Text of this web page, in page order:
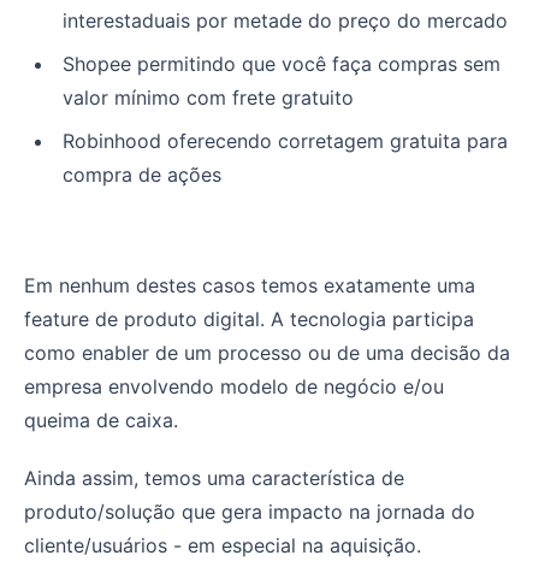
interestaduais por metade do preço do mercado
Shopee permitindo que você faça compras sem
valor mínimo com frete gratuito
Robinhood oferecendo corretagem gratuita para
compra de ações
Em nenhum destes casos temos exatamente uma
feature de produto digital. A tecnologia participa
como enabler de um processo ou de uma decisão da
empresa envolvendo modelo de negócio e/ou
queima de caixa.
Ainda assim, temos uma característica de
produto/solução que gera impacto na jornada do
cliente/usuários - em especial na aquisição.